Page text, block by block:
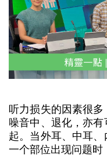
听力损失的因素很
噪音中、退化，亦
起。当外耳、中耳
一个部位出现问题时